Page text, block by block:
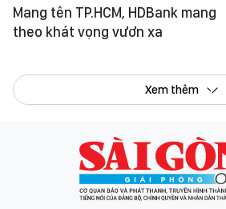
Mang tên TP.HCM, HDBank mang
theo khát vọng vươn xa
Xem thêm